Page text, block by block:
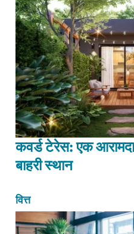
कवर्ड टेरेस: एक
बाहरी स्थान
वित्त